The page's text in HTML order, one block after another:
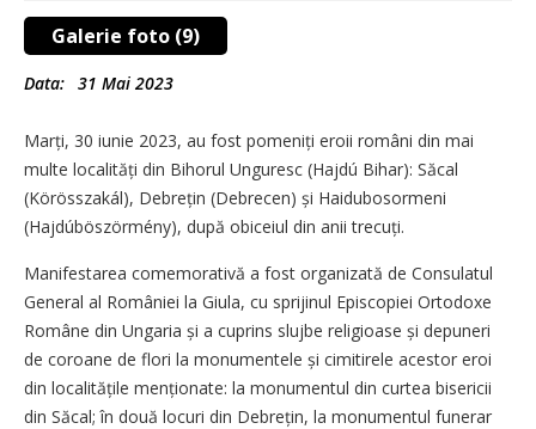
Galerie foto (9)
Data: 31 Mai 2023
Marți, 30 iunie 2023, au fost pomeniți eroii români din mai
multe localități din Bihorul Unguresc (Hajdú Bihar): Săcal
(Körösszakál), Debrețin (Debrecen) și Haidubosormeni
(Hajdúböszörmény), după obiceiul din anii trecuți.
Manifestarea comemorativă a fost organizată de Consulatul
General al României la Giula, cu sprijinul Episcopiei Ortodoxe
Române din Ungaria și a cuprins slujbe religioase și depuneri
de coroane de flori la monumentele și cimitirele acestor eroi
din localitățile menționate: la monumentul din curtea bisericii
din Săcal; în două locuri din Debrețin, la monumentul funerar